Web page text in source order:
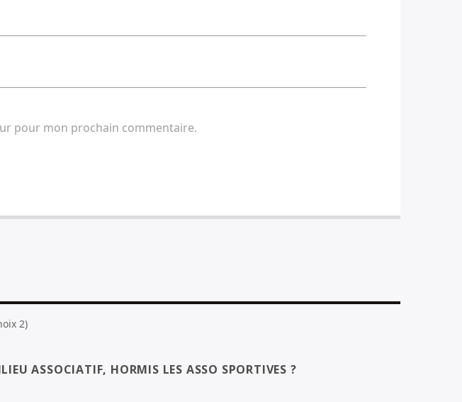
pour mon prochain commentaire.
2)
ASSOCIATIF, HORMIS LES ASSO SPORTIVES ?